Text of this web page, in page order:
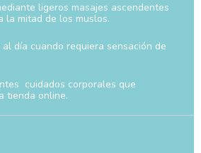
ligeros masajes ascendentes
la mitad de los muslos.
día cuando requiera sensación de
cuidados corporales que
tienda online.